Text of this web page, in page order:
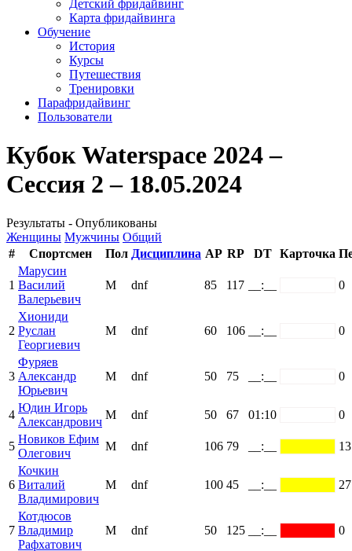
Детский фридайвинг
Карта фридайвинга
Обучение
История
Курсы
Путешествия
Тренировки
Парафридайвинг
Пользователи
Кубок Waterspace 2024 –
Сессия 2 – 18.05.2024
Результаты - Опубликованы
Женщины Мужчины Общий
#
Спортсмен Пол Дисциплина AP RP DT Карточка
1
Марусин
Василий
Валерьевич
М dnf 85 117 __:__ 0
2
Хиониди
Руслан
Георгиевич
М dnf 60 106 __:__ 0
3
Фуряев
Александр
Юрьевич
М dnf 50 75 __:__ 0
4
Юдин Игорь
Александрович
М dnf 50 67 01:10 0
5
Новиков Ефим
Олегович
М dnf 106 79 __:__
6
Кочкин
Виталий
Владимирович
М dnf 100 45 __:__
7
Котдюсов
Владимир
Рафхатович
М dnf 50 125 __:__ 0